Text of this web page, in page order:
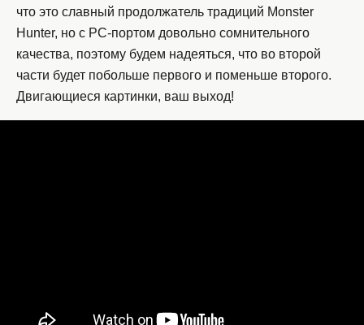
что это славный продолжатель традиций Monster
Hunter, но с PC-портом довольно сомнительного
качества, поэтому будем надеяться, что во второй
части будет побольше первого и поменьше второго.
Двигающиеся картинки, ваш выход!